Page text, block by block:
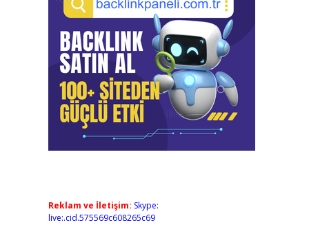
Reklam ve İletişim: Skype:
live:.cid.575569c608265c69